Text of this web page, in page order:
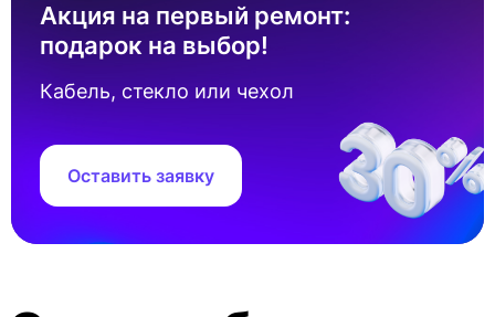
Акция на первый ремонт:
подарок на выбор!
Кабель, стекло или чехол
Оставить заявку
Стоимость замена верхнего разговорного
динамика Айфон se 3 2022 составляет от 2
500 ₽. Точная цена зависит от наличия
запчастей под ваш серийный номер